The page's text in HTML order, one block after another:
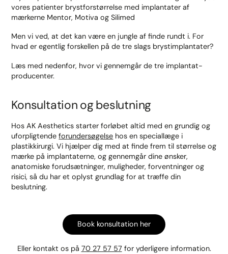
vores patienter brystforstørrelse med implantater af
mærkerne Mentor, Motiva og Silimed
Men vi ved, at det kan være en jungle af finde rundt i. For
hvad er egentlig forskellen på de tre slags brystimplantater?
Læs med nedenfor, hvor vi gennemgår de tre implantat-
producenter.
Konsultation og beslutning
Hos AK Aesthetics starter forløbet altid med en grundig og
uforpligtendeforundersøgelse hos en speciallæge i
plastikkirurgi. Vi hjælper dig med at finde frem til størrelse og
mærke på implantaterne, og gennemgår dine ønsker,
anatomiske forudsætninger, muligheder, forventninger og
risici, så du har et oplyst grundlag for at træffe din
beslutning.
Book konsultation her
Eller kontakt os på 70 27 57 57for yderligere information.